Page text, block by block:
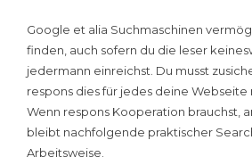
Google et alia Suchmaschinen
finden, auch sofern du die leser
jedermann einreichst. Du musst
respons dies für jedes deine
Wenn respons Kooperation brauchst,
bleibt nachfolgende praktischer
Arbeitsweise.